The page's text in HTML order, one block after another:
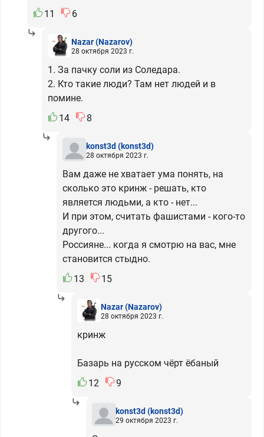
11
6
Nazar(Nazarov)
28 октября 2023 г.
1. За пачку соли из Соледара.
2. Кто такие люди? Там нет людей и в
помине.
14
8
konst3d(konst3d)
28 октября 2023 г.
Вам даже не хватает ума понять, на
сколько это кринж - решать, кто
является людьми, а кто - нет...
И при этом, считать фашистами - кого-то
другого...
Россияне... когда я смотрю на вас, мне
становится стыдно.
13
15
Nazar(Nazarov)
28 октября 2023 г.
кринж
Базарь на русском чёрт ёбаный
12
9
konst3d(konst3d)
29 октября 2023 г.